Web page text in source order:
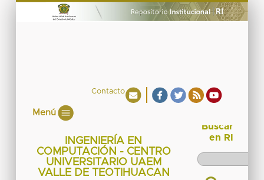
Contacto
Menú
INGENIERÍA EN
COMPUTACIÓN - CENTRO
UNIVERSITARIO UAEM
VALLE DE TEOTIHUACAN
Buscar
en RI